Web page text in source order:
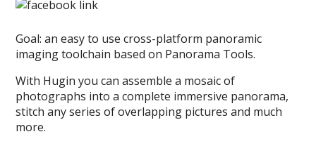
Goal: an easy to use cross-platform panoramic
imaging toolchain based on Panorama Tools.
With Hugin you can assemble a mosaic of
photographs into a complete immersive panorama,
stitch any series of overlapping pictures and much
more.